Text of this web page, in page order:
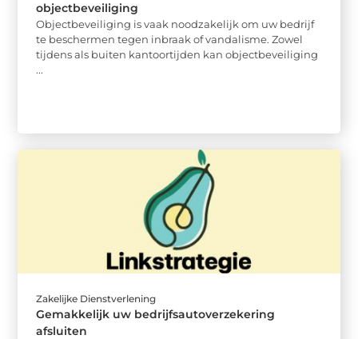
objectbeveiliging
Objectbeveiliging is vaak noodzakelijk om uw bedrijf
te beschermen tegen inbraak of vandalisme. Zowel
tijdens als buiten kantoortijden kan objectbeveiliging
...
Zakelijke Dienstverlening
Gemakkelijk uw bedrijfsautoverzekering
afsluiten